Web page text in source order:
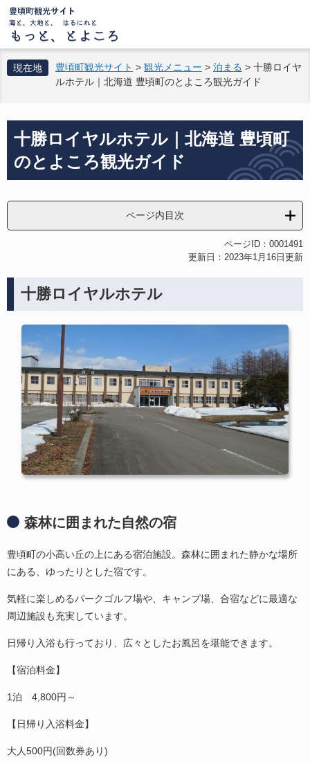
ー
の
先
頭
ニ
ー
を
飛
て
現在地 豊頃町観光サイト > 観光メニュー > 泊まる > 十勝ロイヤ
ルホテル｜北海道 豊頃町のとよころ観光ガイド
文十勝ロイヤルホテル｜北海道 豊頃町
のとよころ観光ガイド
ページ内目次
ページID：0001491
更新日：2023年1月16日更新
十勝ロイヤルホテル
森林に囲まれた自然の宿
豊頃町の小高い丘の上にある宿泊施設。森林に囲まれた静かな場所
にある、ゆったりとした宿です。
気軽に楽しめるパークゴルフ場や、キャンプ場、合宿などに最適な
周辺施設も充実しています。
日帰り入浴も行っており、広々としたお風呂を堪能できます。
【宿泊料金】
1泊 4,800円～
【日帰り入浴料金】
大人500円(回数券あり)